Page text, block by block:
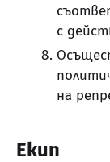
с
на
Екип